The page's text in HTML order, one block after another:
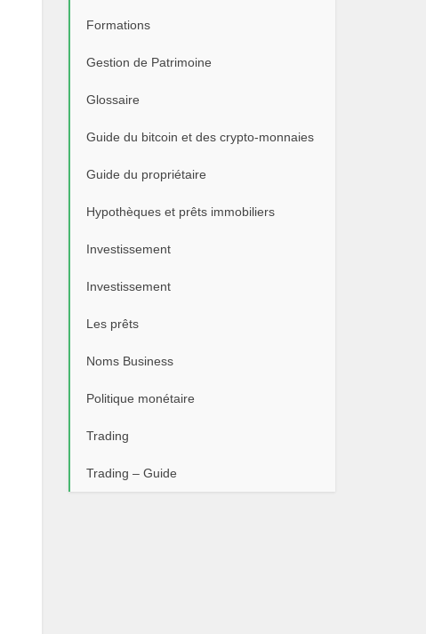
Formations
Gestion de Patrimoine
Glossaire
Guide du bitcoin et des crypto-monnaies
Guide du propriétaire
Hypothèques et prêts immobiliers
Investissement
Investissement
Les prêts
Noms Business
Politique monétaire
Trading
Trading – Guide